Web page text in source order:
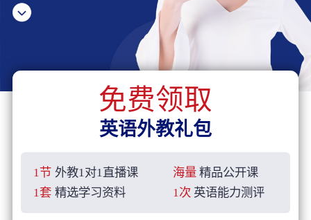
免费领取
英语外教礼包
1节 外教1对1直播课 海量 精品公开课
1套 精选学习资料 1次 英语能力测评